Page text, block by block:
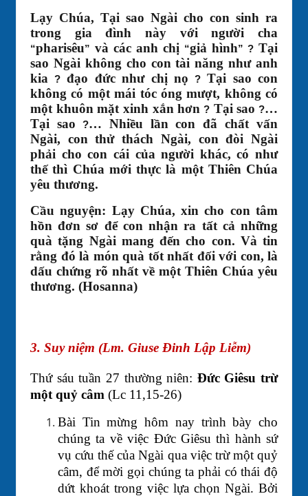
Lạy Chúa, Tại sao Ngài cho con sinh ra
trong gia đình này với người cha
“pharisêu” và các anh chị “giả hình” ? Tại
sao Ngài không cho con tài năng như anh
kia ?đạo đức như chị nọ ?Tại sao con
không có một mái tóc óng mượt, không có
một khuôn mặt xinh xắn hơn ? Tại sao ?…
Tại sao ?… Nhiều lần con đã chất vấn
Ngài, con thử thách Ngài, con đòi Ngài
phải cho con cái của người khác, có như
thế thì Chúa mới thực là một Thiên Chúa
yêu thương.
Cầu nguyện: Lạy Chúa, xin cho con tâm
hồn đơn sơ để con nhận ra tất cả những
quà tặng Ngài mang đến cho con. Và tin
rằng đó là món quà tốt nhất đối với con, là
dấu chứng rõ nhất về một Thiên Chúa yêu
thương. (Hosanna)
3. Suy niệm (Lm. Giuse Đinh Lập Liễm)
Thứ sáu tuần 27 thường niên: Đức Giêsu trừ
một quỷ câm (Lc 11,15-26)
Bài Tin mừng hôm nay trình bày cho
chúng ta về việc Đức Giêsu thì hành sứ
vụ cứu thế của Ngài qua việc trừ một quỷ
câm, để mời gọi chúng ta phải có thái độ
dứt khoát trong việc lựa chọn Ngài. Bởi